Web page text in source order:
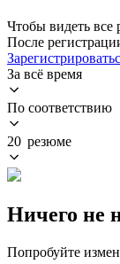
Чтобы видеть все
После
За всё время
По соответствию
20 резюме
Ничего не
Попробуйте